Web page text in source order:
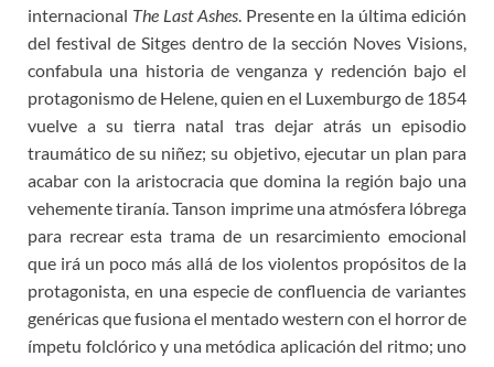
o
o
k
e
r
d
o
n
i
n
k
m
e
r
e
s
t
internacional The Last Ashes. Presente en la última edición
del festival de Sitges dentro de la sección Noves Visions,
confabula una historia de venganza y redención bajo el
protagonismo de Helene, quien en el Luxemburgo de 1854
vuelve a su tierra natal tras dejar atrás un episodio
traumático de su niñez; su objetivo, ejecutar un plan para
acabar con la aristocracia que domina la región bajo una
vehemente tiranía. Tanson imprime una atmósfera lóbrega
para recrear esta trama de un resarcimiento emocional
que irá un poco más allá de los violentos propósitos de la
protagonista, en una especie de confluencia de variantes
genéricas que fusiona el mentado western con el horror de
ímpetu folclórico y una metódica aplicación del ritmo; uno